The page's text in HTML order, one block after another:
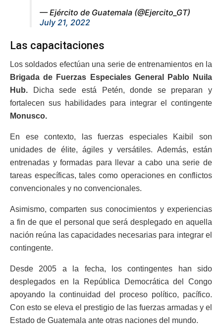
— Ejército de Guatemala (@Ejercito_GT)
July 21, 2022
Las capacitaciones
Los soldados efectúan una serie de entrenamientos en la
Brigada de Fuerzas Especiales General Pablo Nuila
Hub. Dicha sede está Petén, donde se preparan y
fortalecen sus habilidades para integrar el contingente
Monusco.
En ese contexto, las fuerzas especiales Kaibil son
unidades de élite, ágiles y versátiles. Además, están
entrenadas y formadas para llevar a cabo una serie de
tareas específicas, tales como operaciones en conflictos
convencionales y no convencionales.
Asimismo, comparten sus conocimientos y experiencias
a fin de que el personal que será desplegado en aquella
nación reúna las capacidades necesarias para integrar el
contingente.
Desde 2005 a la fecha, los contingentes han sido
desplegados en la República Democrática del Congo
apoyando la continuidad del proceso político, pacífico.
Con esto se eleva el prestigio de las fuerzas armadas y el
Estado de Guatemala ante otras naciones del mundo.